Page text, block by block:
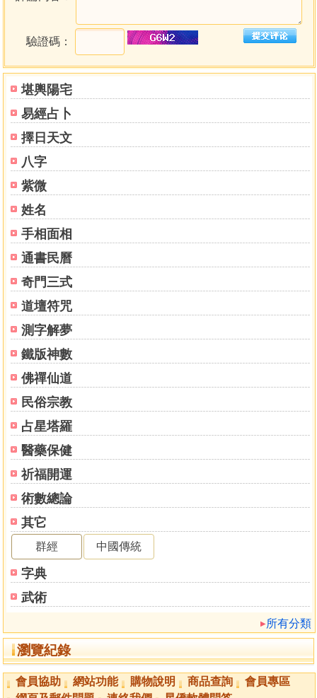
堪輿陽宅
易經占卜
擇日天文
八字
紫微
姓名
手相面相
通書民曆
奇門三式
道壇符咒
測字解夢
鐵版神數
佛禪仙道
民俗宗教
占星塔羅
醫藥保健
祈福開運
術數總論
其它
群經 中國傳統
字典
武術
所有分類
瀏覽紀錄
驗證碼：
會員協助 網站功能 購物說明 商品查詢
會員專區